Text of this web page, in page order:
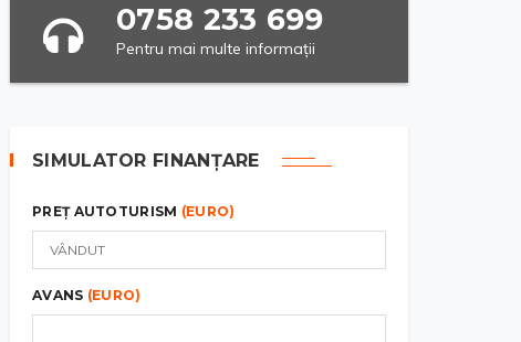
0758 233 699
Pentru mai multe informații
SIMULATOR FINANȚARE
PREȚ AUTOTURISM (EURO)
AVANS (EURO)